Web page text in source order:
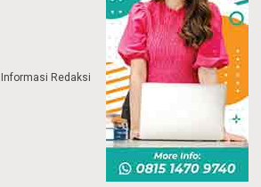
Informasi Redaksi